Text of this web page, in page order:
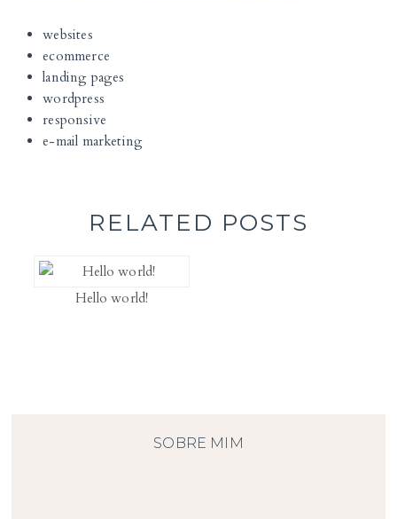
websites
ecommerce
landing pages
wordpress
responsive
e-mail marketing
RELATED POSTS
Hello world!
SOBRE MIM